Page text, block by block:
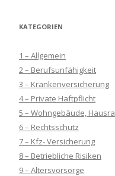
KATEGORIEN
1 – Allgemein
2 – Berufsunfähigkeit
3 – Krankenversicherung
4 – Private Haftpflicht
5 – Wohngebäude,
6 – Rechtsschutz
7 – Kfz- Versicherung
8 – Betriebliche Risiken
9 – Altersvorsorge